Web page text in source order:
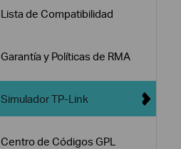
Lista de Compatibilidad
Garantía y Políticas de RMA
Simulador TP-Link
Centro de Códigos GPL